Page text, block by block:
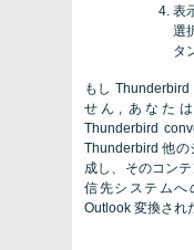
表
選
タ
もしThunderbird
せん, あなた
Thunderbird
Thunderbird 他の
成し、そのコン
信先システムへ
Outlook 変換され